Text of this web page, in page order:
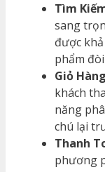
Tìm
sang
được
phẩm
Giỏ Hàng
khách
năng
chú lại
Thanh
phương